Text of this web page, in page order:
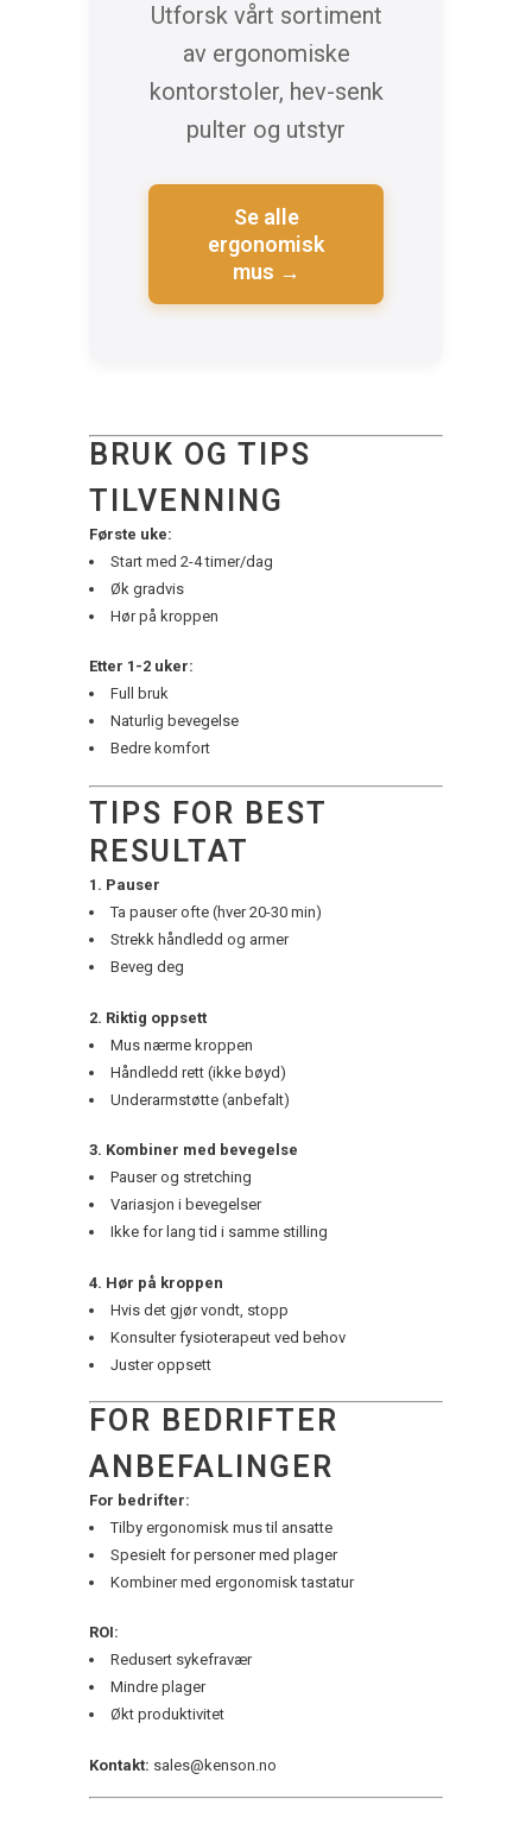
Utforsk vårt sortiment
av ergonomiske
kontorstoler, hev-senk
pulter og utstyr
Se alle
ergonomisk
mus →
BRUK OG TIPS
TILVENNING
Første uke:
Start med 2-4 timer/dag
Øk gradvis
Hør på kroppen
Etter 1-2 uker:
Full bruk
Naturlig bevegelse
Bedre komfort
TIPS FOR BEST
RESULTAT
1. Pauser
Ta pauser ofte (hver 20-30 min)
Strekk håndledd og armer
Beveg deg
2. Riktig oppsett
Mus nærme kroppen
Håndledd rett (ikke bøyd)
Underarmstøtte (anbefalt)
3. Kombiner med bevegelse
Pauser og stretching
Variasjon i bevegelser
Ikke for lang tid i samme stilling
4. Hør på kroppen
Hvis det gjør vondt, stopp
Konsulter fysioterapeut ved behov
Juster oppsett
FOR BEDRIFTER
ANBEFALINGER
For bedrifter:
Tilby ergonomisk mus til ansatte
Spesielt for personer med plager
Kombiner med ergonomisk tastatur
ROI:
Redusert sykefravær
Mindre plager
Økt produktivitet
Kontakt: sales@kenson.no